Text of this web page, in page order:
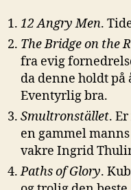
12 Angry Men.
The Bridge on the
fra evig
da denne holdt på
Eventyrlig bra.
Smultronstället.
en gammel
vakre Ingrid
Paths of Glory.